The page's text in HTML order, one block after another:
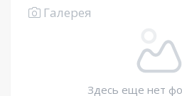
Галерея
Здесь еще нет